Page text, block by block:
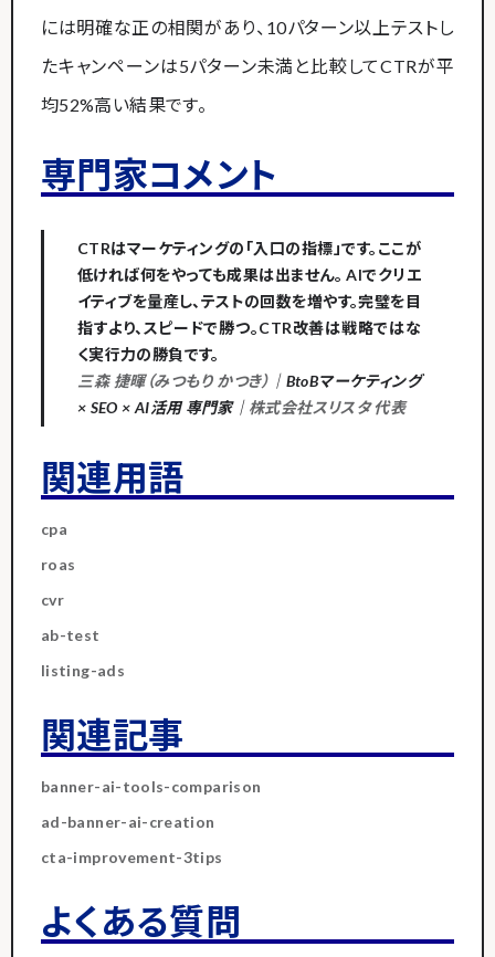
には明確な正の相関があり、10パターン以上テストし
たキャンペーンは5パターン未満と比較してCTRが平
均52%高い結果です。
専門家コメント
CTRはマーケティングの「入口の指標」です。ここが
低ければ何をやっても成果は出ません。 AIでクリエ
イティブを量産し、テストの回数を増やす。完璧を目
指すより、スピードで勝つ。CTR改善は戦略ではな
く実行力の勝負です。
三森 捷暉（みつもり かつき） ｜BtoBマーケティング
× SEO × AI活用 専門家｜ 株式会社スリスタ 代表
関連用語
cpa
roas
cvr
ab-test
listing-ads
関連記事
banner-ai-tools-comparison
ad-banner-ai-creation
cta-improvement-3tips
よくある質問